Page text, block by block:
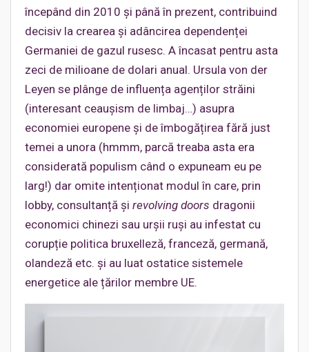
începând din 2010 și până în prezent, contribuind
decisiv la crearea și adâncirea dependenței
Germaniei de gazul rusesc. A încasat pentru asta
zeci de milioane de dolari anual. Ursula von der
Leyen se plânge de influența agenților străini
(interesant ceaușism de limbaj…) asupra
economiei europene și de îmbogățirea fără just
temei a unora (hmmm, parcă treaba asta era
considerată populism când o expuneam eu pe
larg!) dar omite intenționat modul în care, prin
lobby, consultanță și revolving doors dragonii
economici chinezi sau urșii ruși au infestat cu
corupție politica bruxelleză, franceză, germană,
olandeză etc. și au luat ostatice sistemele
energetice ale țărilor membre UE.